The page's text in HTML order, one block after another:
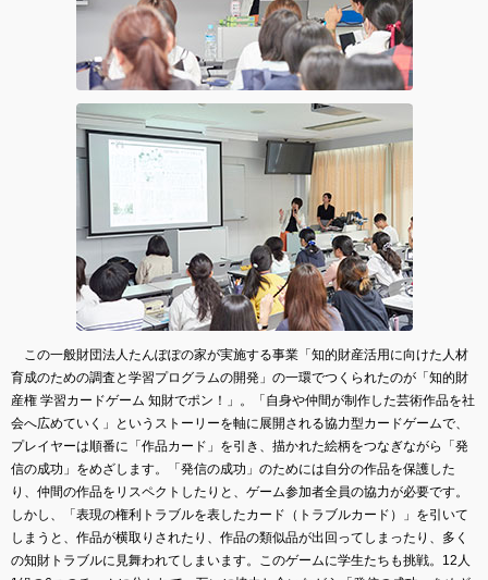
この一般財団法人たんぽぽの家が実施する事業「知的財産活用に向けた人材
育成のための調査と学習プログラムの開発」の一環でつくられたのが「知的財
産権 学習カードゲーム 知財でポン！」。「自身や仲間が制作した芸術作品を社
会へ広めていく」というストーリーを軸に展開される協力型カードゲームで、
プレイヤーは順番に「作品カード」を引き、描かれた絵柄をつなぎながら「発
信の成功」をめざします。「発信の成功」のためには自分の作品を保護した
り、仲間の作品をリスペクトしたりと、ゲーム参加者全員の協力が必要です。
しかし、「表現の権利トラブルを表したカード（トラブルカード）」を引いて
しまうと、作品が横取りされたり、作品の類似品が出回ってしまったり、多く
の知財トラブルに見舞われてしまいます。このゲームに学生たちも挑戦。12人